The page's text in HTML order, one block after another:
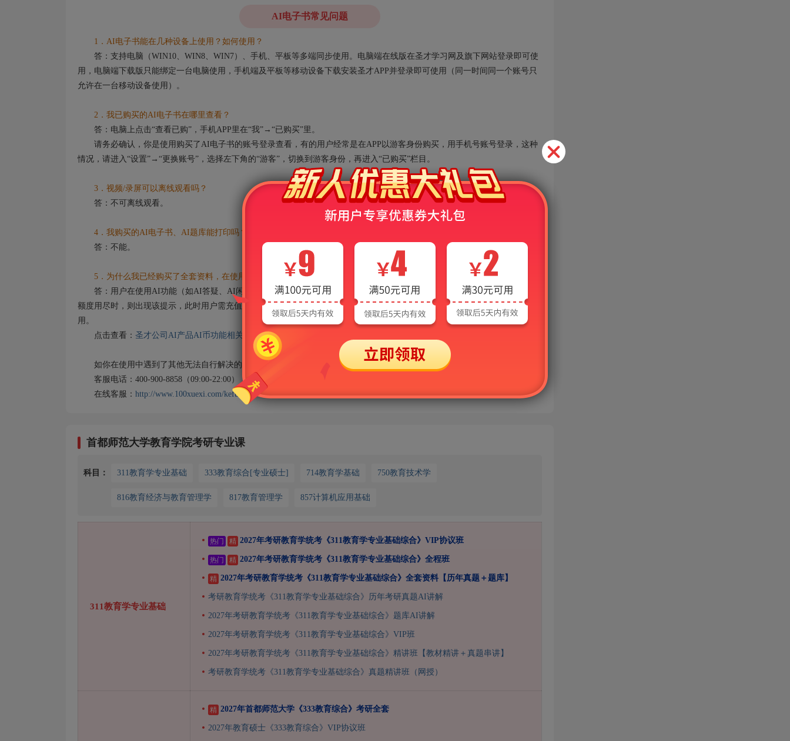
AI电子书常见问题
1．AI电子书能在几种设备上使用？如何使用？
答：支持电脑（WIN10、WIN8、WIN7）、手机、平板等多端同步使用。电脑端在线版在圣才学习网及旗下网站登录即可使
用，电脑端下载版只能绑定一台电脑使用，手机端及平板等移动设备下载安装圣才APP并登录即可使用（同一时间同一个账号只
允许在一台移动设备使用）。
2．我已购买的AI电子书在哪里查看？
答：电脑上点击“查看已购”，手机APP里在“我”→“已购买”里。
请务必确认，你是使用购买了AI电子书的账号登录查看，有的用户经常是在APP以游客身份购买，用手机号账号登录，这种
情况，请进入“设置”→“更换账号”，选择左下角的“游客”，切换到游客身份，再进入“已购买”栏目。
3．视频/录屏可以离线观看吗？
答：不可离线观看。
4．我购买的AI电子书、AI题库能打印吗？
答：不能。
5．为什么我已经购买了全套资料，在使用AI功能的时候却提示“您的额度已用完，需充值后继续使用”？
答：用户在使用AI功能（如AI答疑、AI闲聊）的过程中，会消耗各种AI算力资源，系统会默认赠送一定的免费额度，当免费
额度用尽时，则出现该提示，此时用户需充值AI币后才可继续使用AI功能。需要说明的是，出现该提示并不会影响非AI功能的使
用。
点击查看： 圣才公司AI产品AI币功能相关说明
如你在使用中遇到了其他无法自行解决的问题，请联系客服：
客服电话：400-900-8858（09:00-22:00）
在线客服： http://www.100xuexi.com/kefu
首都师范大学教育学院考研专业课
科目： 311教育学专业基础 333教育综合[专业硕士] 714教育学基础 750教育技术学
816教育经济与教育管理学 817教育管理学 857计算机应用基础
311教育学专业基础
热门 精 2027年考研教育学统考《311教育学专业基础综合》VIP协议班
热门 精 2027年考研教育学统考《311教育学专业基础综合》全程班
精 2027年考研教育学统考《311教育学专业基础综合》全套资料【历年真题＋题库】
考研教育学统考《311教育学专业基础综合》历年考研真题AI讲解
2027年考研教育学统考《311教育学专业基础综合》题库AI讲解
2027年考研教育学统考《311教育学专业基础综合》VIP班
2027年考研教育学统考《311教育学专业基础综合》精讲班【教材精讲＋真题串讲】
考研教育学统考《311教育学专业基础综合》真题精讲班（网授）
精 2027年首都师范大学《333教育综合》考研全套
2027年教育硕士《333教育综合》VIP协议班